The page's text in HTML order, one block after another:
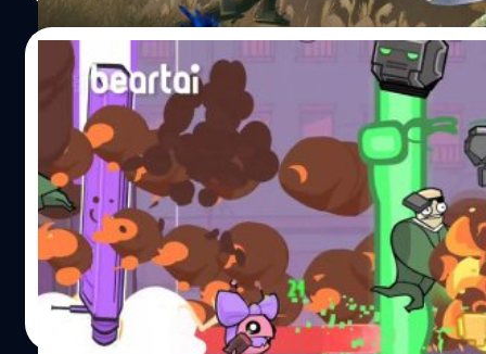
ที่มีทั้งหมด 14 ชนิดได้ และสามารถออกสำรวจ Shrine Ruins
แบบ SOLO และ Co-op หรือจะร่วมเล่นกันแบบ Local ก็ทำได้
สำหรับผู้ที่รอตัวเกมเต็ม Monster Hunter Rise จะเริ่มวางจำ
อย่างเป็นทางการในวันที่…
14/09/2020
“Alien Hominid Invasion” เกมเอเลียนรุกรา
เดินหน้ายิงแหลกเปิด DEMO ให้ลองไปโหลดเ
แล้วบน Steam!!
ตอนนี้ทาง The Behemoth ก็ได้เปิดให้โหลดตัวทดลองเล่นฟรี
Alien Hominid Invasion ซึ่งเป็นเกมที่มีสตอรี่เกี่ยวกับเอเลียน
รุกรานโลก ซึ่งเราจะได้รับบทบาทเป็นเอเลียนเนี่ยแหละ เกมเป็
เดินหน้ายิงแหลก ตะลุมบอนกันสนั่นจอ ทั้งยังเน้นรูปแบบการเ
Co-op ที่สามารถชวนเพื่อนมาเล่นได้เพิ่มอีก 3 คน (รวมเราด้ว
หรือจะลุยเดี่ยวก็ทำได้ พร้อมยังสามารถอัปเกรดอาวุธ และก
เอเลียนให้แข็งแกร่งยิ่งขึ้น หลังจากที่ผมได้ไปลองโหลดตัว
นัทธพงศ์ มีแต้ม| 2155 days ago
Read More